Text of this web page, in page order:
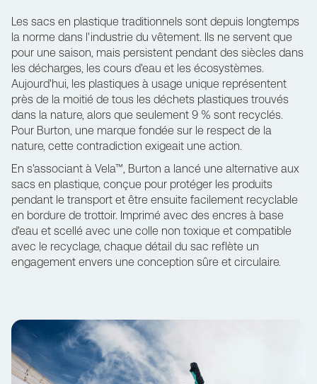
Les sacs en plastique traditionnels sont depuis longtemps
la norme dans l'industrie du vêtement. Ils ne servent que
pour une saison, mais persistent pendant des siècles dans
les décharges, les cours d'eau et les écosystèmes.
Aujourd'hui, les plastiques à usage unique représentent
près de la moitié de tous les déchets plastiques trouvés
dans la nature, alors que seulement 9 % sont recyclés.
Pour Burton, une marque fondée sur le respect de la
nature, cette contradiction exigeait une action.
En s'associant à Vela™, Burton a lancé une alternative aux
sacs en plastique, conçue pour protéger les produits
pendant le transport et être ensuite facilement recyclable
en bordure de trottoir. Imprimé avec des encres à base
d'eau et scellé avec une colle non toxique et compatible
avec le recyclage, chaque détail du sac reflète un
engagement envers une conception sûre et circulaire.